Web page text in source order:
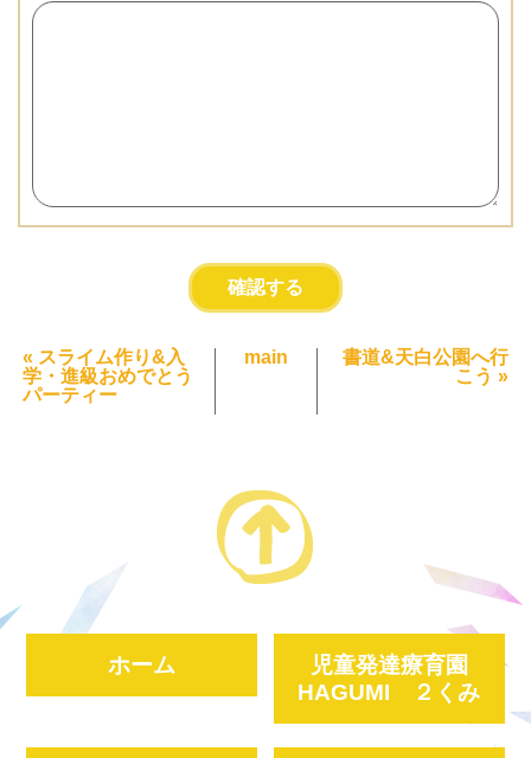
« スライム作り&入
学・進級おめでとう
パーティー
main
書道&天白公園へ行
こう »
ホーム
児童発達療育園
HAGUMI ２くみ